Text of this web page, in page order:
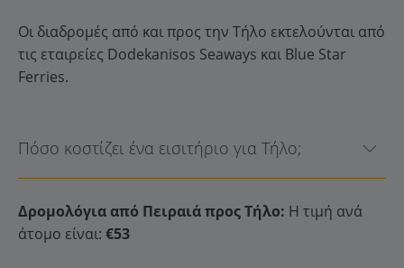
Οι διαδρομές από και προς την Τήλο εκτελούνται από
τις εταιρείες Dodekanisos Seaways και Blue Star
Ferries.
Πόσο κοστίζει ένα εισιτήριο για Τήλο;
Δρομολόγια από Πειραιά προς Τήλο: Η τιμή ανά
άτομο είναι: €53